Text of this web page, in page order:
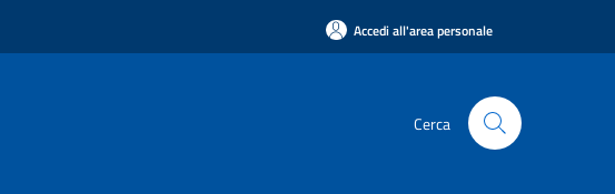
Accedi all'area personale
Cerca